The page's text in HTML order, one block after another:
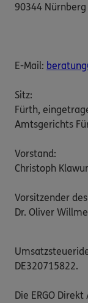
90344 Nürnberg
E-Mail:
Sitz:
Fürth,
Amtsgerichts
Vorstand:
Christoph
Vorsitzender
Dr. Oliver
DE320715822.
Die ERGO